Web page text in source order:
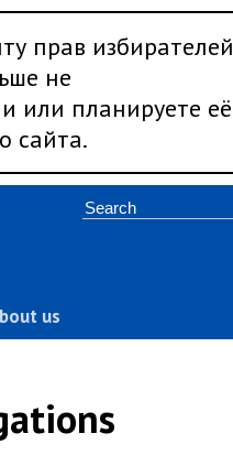
прав избирателей
не
или планируете её
сайта.
us